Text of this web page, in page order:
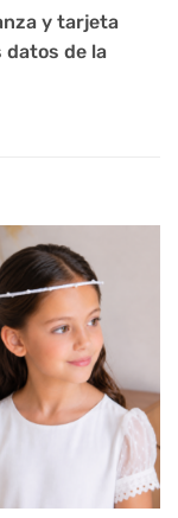
y tarjeta
datos de la